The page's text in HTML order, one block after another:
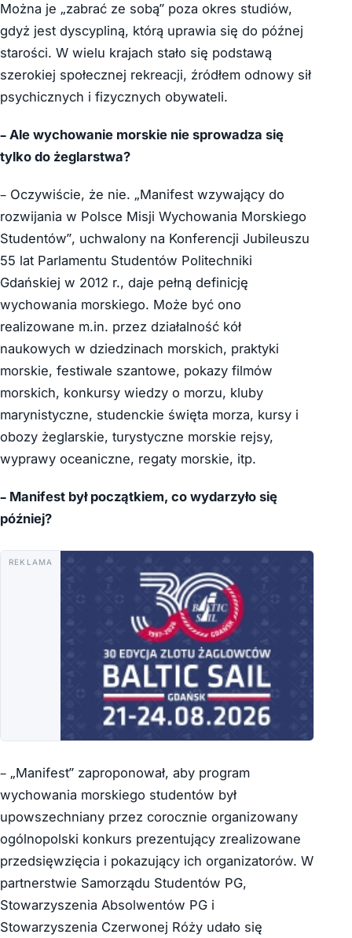
Można je „zabrać ze sobą” poza okres studiów,
gdyż jest dyscypliną, którą uprawia się do późnej
starości. W wielu krajach stało się podstawą
szerokiej społecznej rekreacji, źródłem odnowy sił
psychicznych i fizycznych obywateli.
– Ale wychowanie morskie nie sprowadza się
tylko do żeglarstwa?
– Oczywiście, że nie. „Manifest wzywający do
rozwijania w Polsce Misji Wychowania Morskiego
Studentów”, uchwalony na Konferencji Jubileuszu
55 lat Parlamentu Studentów Politechniki
Gdańskiej w 2012 r., daje pełną definicję
wychowania morskiego. Może być ono
realizowane m.in. przez działalność kół
naukowych w dziedzinach morskich, praktyki
morskie, festiwale szantowe, pokazy filmów
morskich, konkursy wiedzy o morzu, kluby
marynistyczne, studenckie święta morza, kursy i
obozy żeglarskie, turystyczne morskie rejsy,
wyprawy oceaniczne, regaty morskie, itp.
– Manifest był początkiem, co wydarzyło się
później?
REKLAMA
– „Manifest” zaproponował, aby program
wychowania morskiego studentów był
upowszechniany przez corocznie organizowany
ogólnopolski konkurs prezentujący zrealizowane
przedsięwzięcia i pokazujący ich organizatorów. W
partnerstwie Samorządu Studentów PG,
Stowarzyszenia Absolwentów PG i
Stowarzyszenia Czerwonej Róży udało się